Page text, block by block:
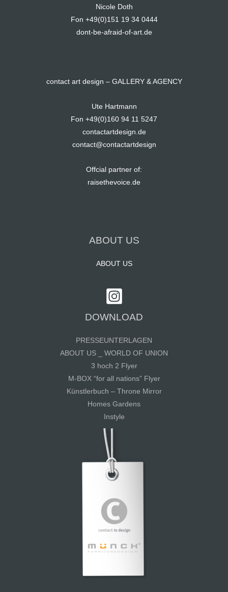
Nicole Doth
Fon +49(0)151 19 34 0444
dont-be-afraid-of-art.de
contact art design – GALLERY & AGENCY
Ute Hartmann
Fon +49(0)160 94 11 5247
contactartdesign.de
contact@contactartdesign
Offcial partner of:
raisethevoice.de
ABOUT US
ABOUT US
DOWNLOAD
PRESSEUNTERLAGEN
ABOUT US _ WORLD OF UNION
3 hoch 2 Flyer
M-BOX “for all nations” Flyer
Künstlerbuch – Throne Mirror
Homes Gardens
Instyle